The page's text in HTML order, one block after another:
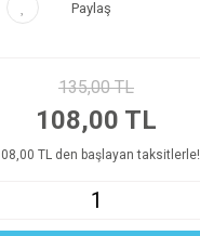
Paylaş
135,00 TL
108,00 TL
TL den başlayan taksitlerle!